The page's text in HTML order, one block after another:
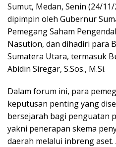
Sumut, Medan, Senin (24/
dipimpin oleh Gubernur
Pemegang Saham
Nasution, dan dihadiri para
Sumatera Utara, termasuk
Abidin Siregar, S.Sos., M.Si.
Dalam forum ini, para
keputusan penting yang
bersejarah bagi penguatan
yakni penerapan skema
daerah melalui inbreng